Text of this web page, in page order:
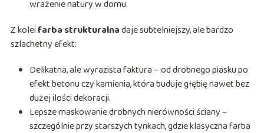
wrażenie natury w domu.
Z kolei farba strukturalnadaje subtelniejszy, ale bardzo
szlachetny efekt:
Delikatna, ale wyrazista faktura – od drobnego piasku po
efekt betonu czy kamienia, która buduje głębię nawet bez
dużej ilości dekoracji.
Lepsze maskowanie drobnych nierówności ściany –
szczególnie przy starszych tynkach, gdzie klasyczna farba